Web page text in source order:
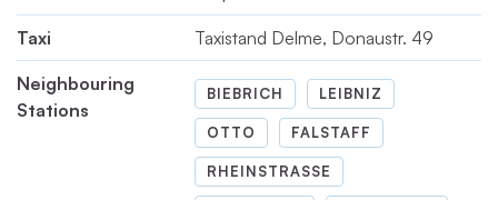
Taxi Taxistand Delme, Donaustr. 49
Neighbouring
Stations
BIEBRICH LEIBNIZ
OTTO FALSTAFF
RHEINSTRASSE